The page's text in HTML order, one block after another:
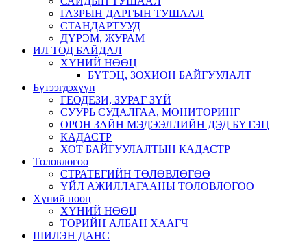
ГАЗРЫН ДАРГЫН ТУШААЛ
СТАНДАРТУУД
ДҮРЭМ, ЖУРАМ
ИЛ ТОД БАЙДАЛ
ХҮНИЙ НӨӨЦ
БҮТЭЦ, ЗОХИОН БАЙГУУЛАЛТ
Бүтээгдэхүүн
ГЕОДЕЗИ, ЗУРАГ ЗҮЙ
СУУРЬ СУДАЛГАА, МОНИТОРИНГ
ОРОН ЗАЙН МЭДЭЭЛЛИЙН ДЭД БҮТЭЦ
КАДАСТР
ХОТ БАЙГУУЛАЛТЫН КАДАСТР
Төлөвлөгөө
СТРАТЕГИЙН ТӨЛӨВЛӨГӨӨ
ҮЙЛ АЖИЛЛАГААНЫ ТӨЛӨВЛӨГӨӨ
Хүний нөөц
ХҮНИЙ НӨӨЦ
ТӨРИЙН АЛБАН ХААГЧ
ШИЛЭН ДАНС